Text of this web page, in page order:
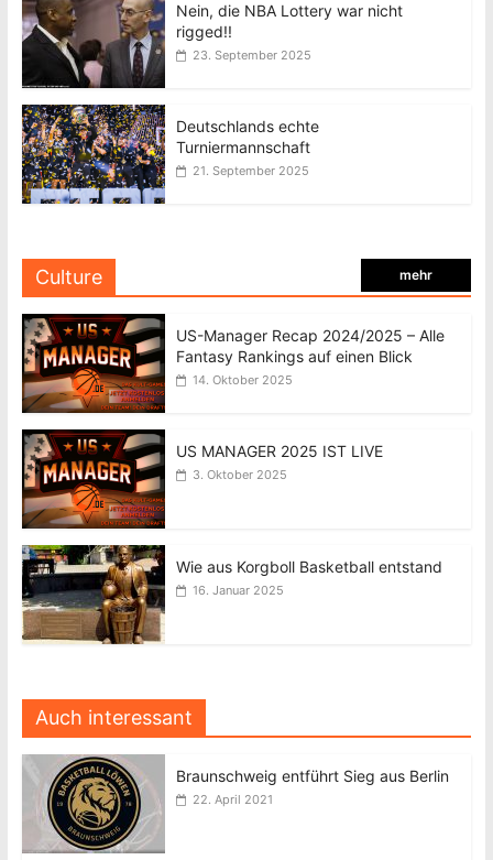
Nein, die NBA Lottery war nicht
rigged!!
23. September 2025
Deutschlands echte
Turniermannschaft
21. September 2025
Culture mehr
US-Manager Recap 2024/2025 – Alle
Fantasy Rankings auf einen Blick
14. Oktober 2025
US MANAGER 2025 IST LIVE
3. Oktober 2025
Wie aus Korgboll Basketball entstand
16. Januar 2025
Auch interessant
Braunschweig entführt Sieg aus Berlin
22. April 2021